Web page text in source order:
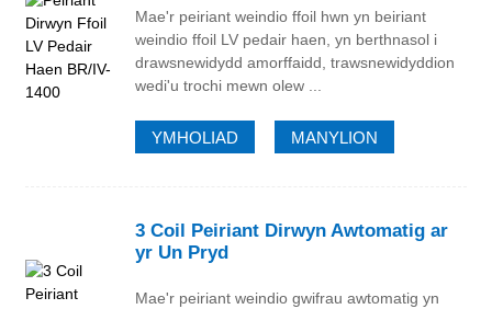
Mae'r peiriant weindio ffoil hwn yn beiriant
weindio ffoil LV pedair haen, yn berthnasol i
drawsnewidydd amorffaidd, trawsnewidyddion
wedi'u trochi mewn olew ...
YMHOLIAD MANYLION
3 Coil Peiriant Dirwyn Awtomatig ar
yr Un Pryd
Mae'r peiriant weindio gwifrau awtomatig yn